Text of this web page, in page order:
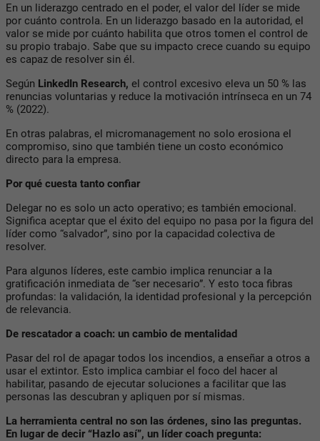
En un liderazgo centrado en el poder, el valor del líder se mide
por cuánto controla. En un liderazgo basado en la autoridad, el
valor se mide por cuánto habilita que otros tomen el control de
su propio trabajo. Sabe que su impacto crece cuando su equipo
es capaz de resolver sin él.
Según LinkedIn Research, el control excesivo eleva un 50 % las
renuncias voluntarias y reduce la motivación intrínseca en un 74
% (2022).
En otras palabras, el micromanagement no solo erosiona el
compromiso, sino que también tiene un costo económico
directo para la empresa.
Por qué cuesta tanto confiar
Delegar no es solo un acto operativo; es también emocional.
Significa aceptar que el éxito del equipo no pasa por la figura del
líder como “salvador”, sino por la capacidad colectiva de
resolver.
Para algunos líderes, este cambio implica renunciar a la
gratificación inmediata de “ser necesario”. Y esto toca fibras
profundas: la validación, la identidad profesional y la percepción
de relevancia.
De rescatador a coach: un cambio de mentalidad
Pasar del rol de apagar todos los incendios, a enseñar a otros a
usar el extintor. Esto implica cambiar el foco del hacer al
habilitar, pasando de ejecutar soluciones a facilitar que las
personas las descubran y apliquen por sí mismas.
La herramienta central no son las órdenes, sino las preguntas.
En lugar de decir “Hazlo así”, un líder coach pregunta: